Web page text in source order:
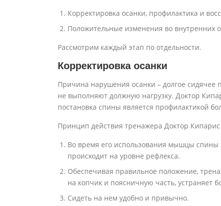
Корректировка осанки, профилактика и
Положительные изменения во внутренних
Рассмотрим каждый этап по отдельности.
Корректировка осанки
Причина нарушения осанки – долгое
не выполняют должную нагрузку. Доктор
постановка спины является профилактикой
Принцип действия тренажера Доктор Кипарис
Во время его использования мышцы спины
происходит на уровне рефлекса.
Обеспечивая правильное положение,
на копчик и поясничную часть, устраняет
Сидеть на нем удобно и привычно.